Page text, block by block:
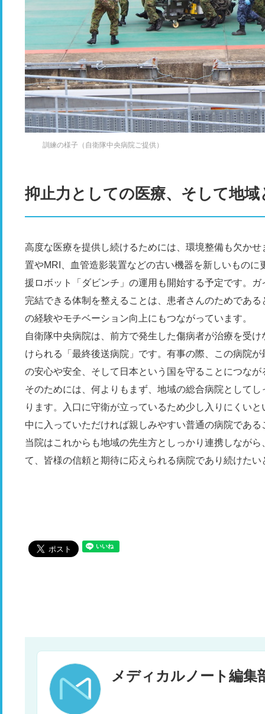
訓練の様子（自衛隊中央病院ご提供）
抑止力としての医療、そして地
高度な医療を提供し続けるためには、環境整備も欠か
置やMRI、血管造影装置などの古い機器を新しいもの
援ロボット「ダビンチ」の運用も開始する予定です。
完結できる体制を整えることは、患者さんのためであ
の経験やモチベーション向上にもつながっています。
自衛隊中央病院は、前方で発生した傷病者が治療を受
けられる「最終後送病院」です。有事の際、この病院
の安心や安全、そして日本という国を守ることにつなが
そのためには、何よりもまず、地域の総合病院として
ります。入口に守衛が立っているため少し入りにくい
中に入っていただければ親しみやすい普通の病院であ
当院はこれからも地域の先生方としっかり連携しなが
て、皆様の信頼と期待に応えられる病院であり続けた
メディカルノート編集